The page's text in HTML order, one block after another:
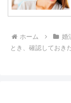
ホーム 婚
とき、確認しておき